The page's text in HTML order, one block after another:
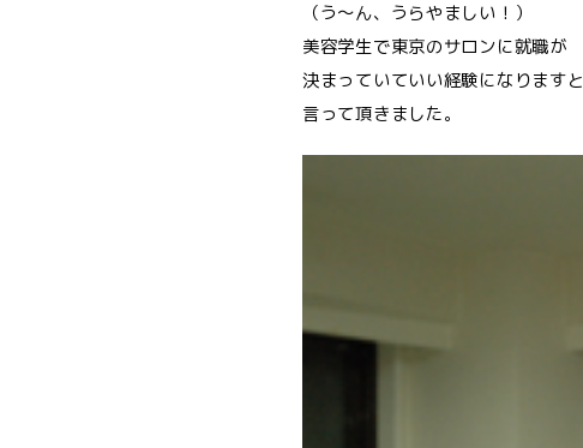
（う〜ん、うらやましい！）
美容学生で東京のサロンに就職が
決まっていていい経験になりますと
言って頂きました。